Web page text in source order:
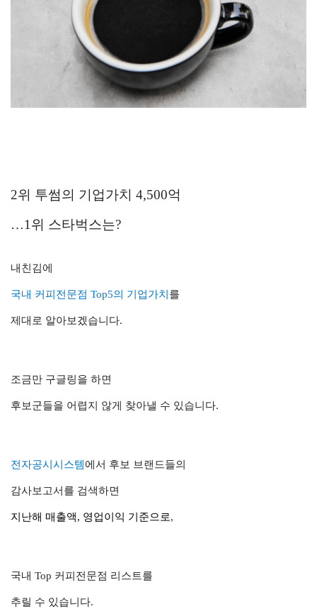
2위 투썸의 기업가치 4,500억
…1위 스타벅스는?
내친김에
국내 커피전문점 Top5의 기업가치를
제대로 알아보겠습니다.
조금만 구글링을 하면
후보군들을 어렵지 않게 찾아낼 수 있습니다.
전자공시시스템에서 후보 브랜드들의
감사보고서를 검색하면
지난해 매출액, 영업이익 기준으로,
국내 Top 커피전문점 리스트를
추릴 수 있습니다.